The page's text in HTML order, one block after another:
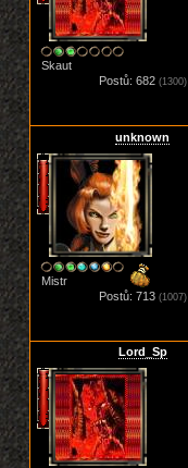
Skaut
Postů: 682 (1300)
unknown
Mistr
Postů: 713 (1007)
Lord_Sp